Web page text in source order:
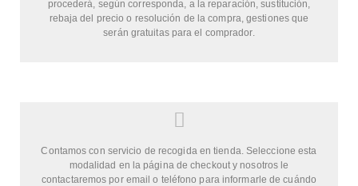
procederá, según corresponda, a la reparación, sustitución,
rebaja del precio o resolución de la compra, gestiones que
serán gratuitas para el comprador.
Contamos con servicio de recogida en tienda. Seleccione esta
modalidad en la página de checkout y nosotros le
contactaremos por email o teléfono para informarle de cuándo